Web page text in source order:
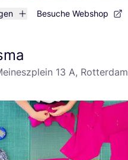
Besuche Webshop
13 A, Rotterdam